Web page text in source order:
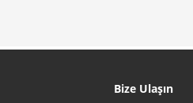
Bize Ulaşın